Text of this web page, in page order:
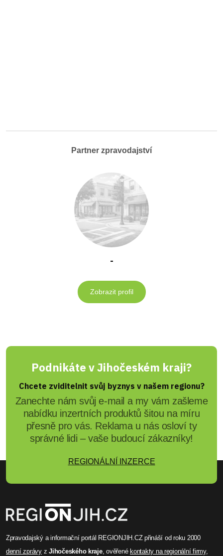
Partner zpravodajství
-
Zobrazit profil
Podnikáte v Jihočeském kraji?
Chcete zviditelnit svůj byznys v našem regionu?
Zanechte nám svůj e-mail a my vám zašleme
nabídku inzertních produktů šitou na míru
přesně pro vás. Reklama u nás osloví ty
správné lidi – vaše budoucí zákazníky!
REGIONÁLNÍ INZERCE
Zpravodajský a informační portál REGIONJIH.CZ přináší od roku 2000
denní zprávyzJihočeského kraje, ověřené kontakty na regionální firmy,